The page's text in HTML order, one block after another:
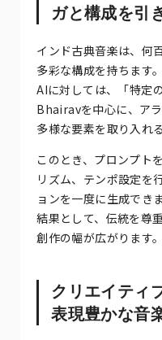
ガと構成を引
インド古典音楽は、何
多彩な構成を持ちます。
AIに対しては、「特定
Bhairavを中心に、アラ
多様な要素を取り入れ
このとき、プロンプト
リズム、テンポ設定を
ョンを一度に生成できま
結果として、伝統を尊
創作の幅が広がります。
クリエイティ
表現豊かな音